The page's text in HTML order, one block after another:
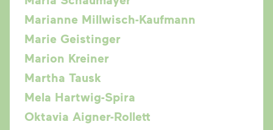
Marianne Millwisch-Kaufmann
Marie Geistinger
Marion Kreiner
Martha Tausk
Mela Hartwig-Spira
Oktavia Aigner-Rollett